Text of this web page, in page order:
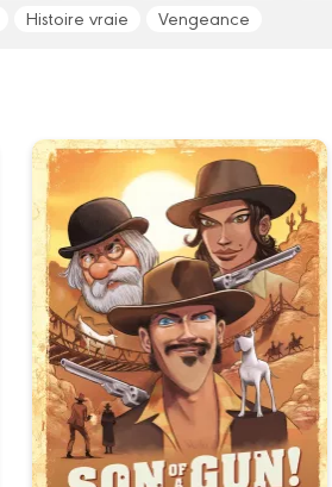
Histoire vraie Vengeance
Son of a Gun ! -
histoire complète
Date de parution :
14/01/2026
Un shérif improvisé, une prime
colossale et… la chèvre la plus
futée de tout le Far West.